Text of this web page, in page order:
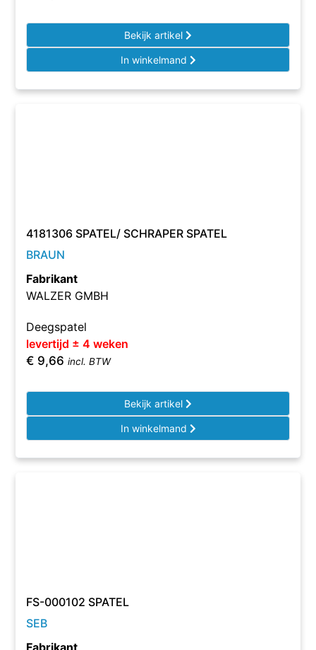
Bekijk artikel
In winkelmand
4181306 SPATEL/ SCHRAPER SPATEL
BRAUN
Fabrikant
WALZER GMBH
Deegspatel
levertijd ± 4 weken
€ 9,66 incl. BTW
Bekijk artikel
In winkelmand
FS-000102 SPATEL
SEB
Fabrikant